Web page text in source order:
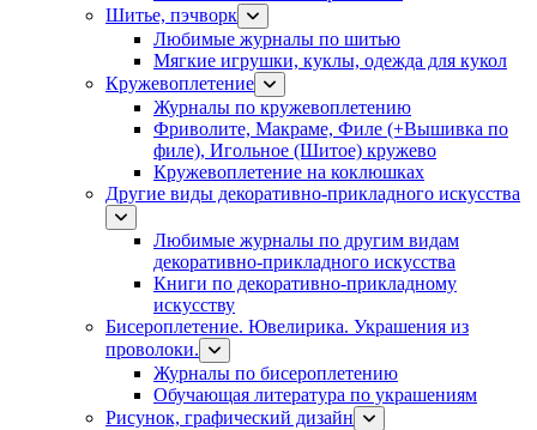
Шитье, пэчворк
Любимые журналы по шитью
Мягкие игрушки, куклы, одежда для кукол
Кружевоплетение
Журналы по кружевоплетению
Фриволите, Макраме, Филе (+Вышивка по
филе), Игольное (Шитое) кружево
Кружевоплетение на коклюшках
Другие виды декоративно-прикладного искусства
Любимые журналы по другим видам
декоративно-прикладного искусства
Книги по декоративно-прикладному
искусству
Бисероплетение. Ювелирика. Украшения из
проволоки.
Журналы по бисероплетению
Обучающая литература по украшениям
Рисунок, графический дизайн